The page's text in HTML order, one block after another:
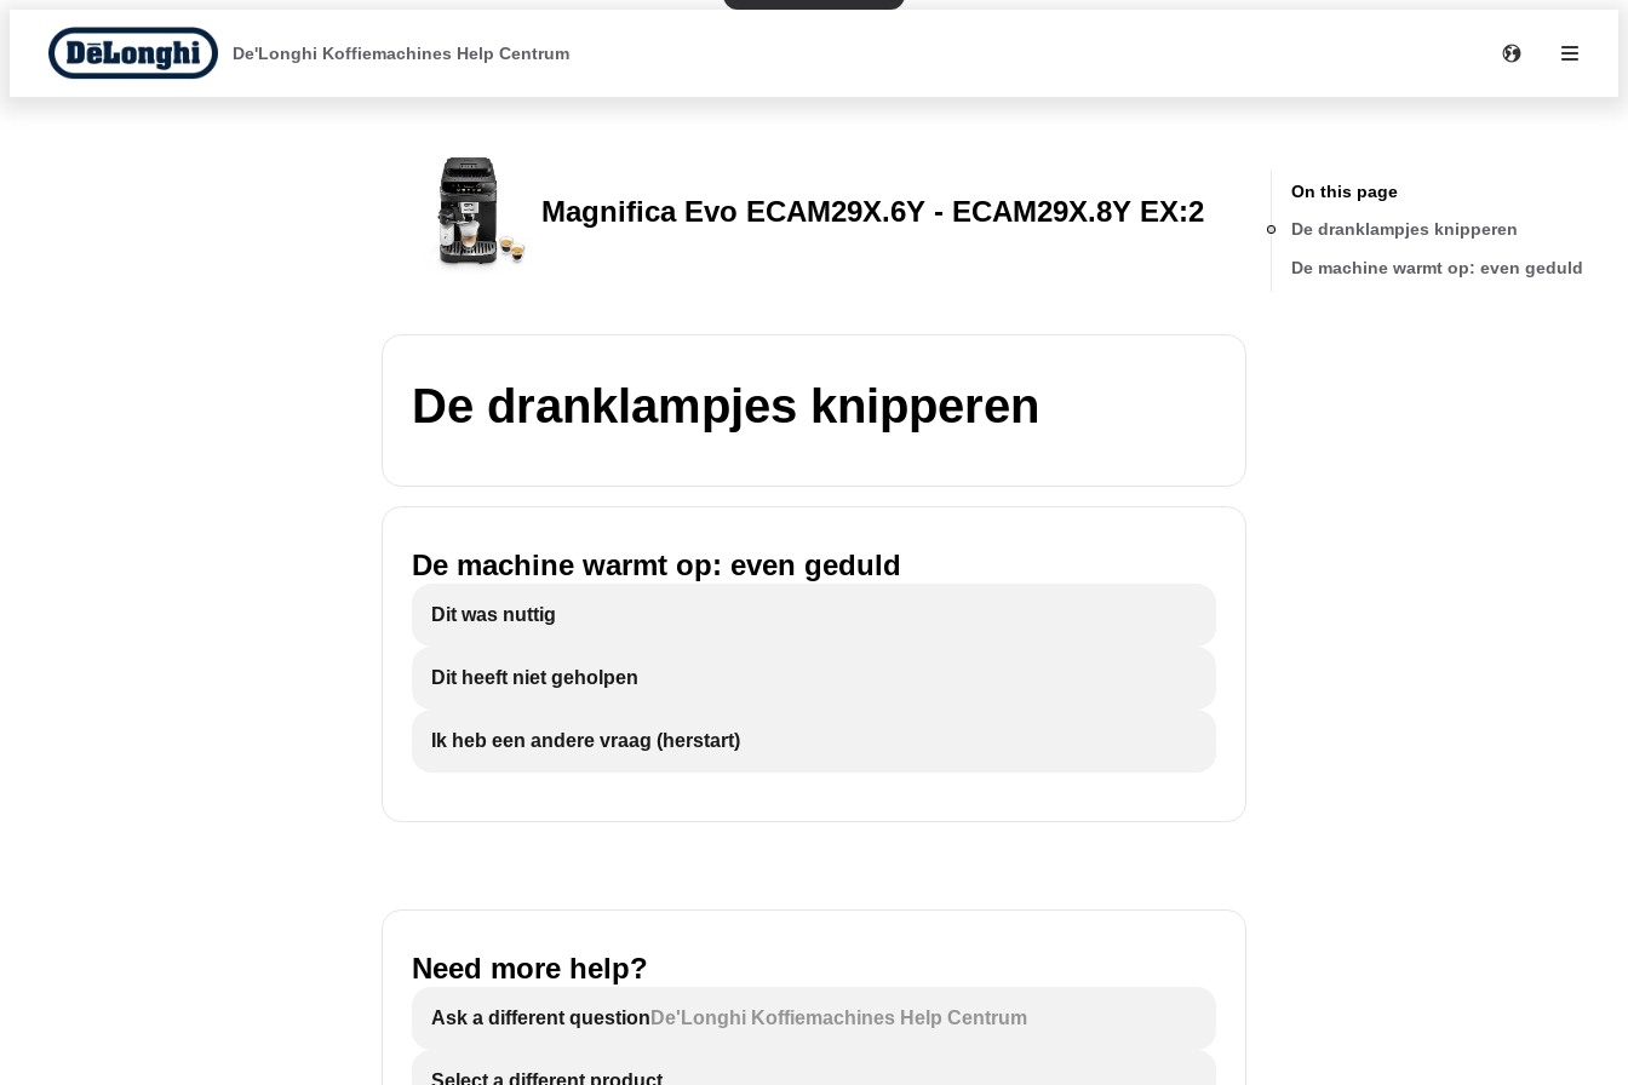
De'Longhi Koffiemachines Help Centrum
Magnifica Evo ECAM29X.6Y - ECAM29X.8Y EX:2
De dranklampjes knipperen
De machine warmt op: even geduld
Dit was nuttig
Dit heeft niet geholpen
Ik heb een andere vraag (herstart)
Need more help?
Ask a different question De'Longhi Koffiemachines Help Centrum
Select a different product
On this page
De dranklampjes knipperen
De machine warmt op: even geduld